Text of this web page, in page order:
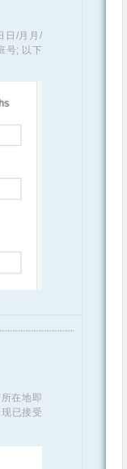
日/月月/
号; 以下
在地即
已接受